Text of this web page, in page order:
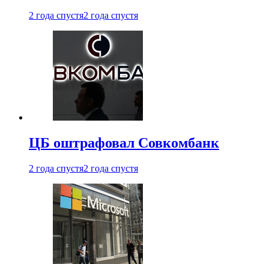
2 года спустя2 года спустя
ЦБ оштрафовал Совкомбанк
2 года спустя2 года спустя